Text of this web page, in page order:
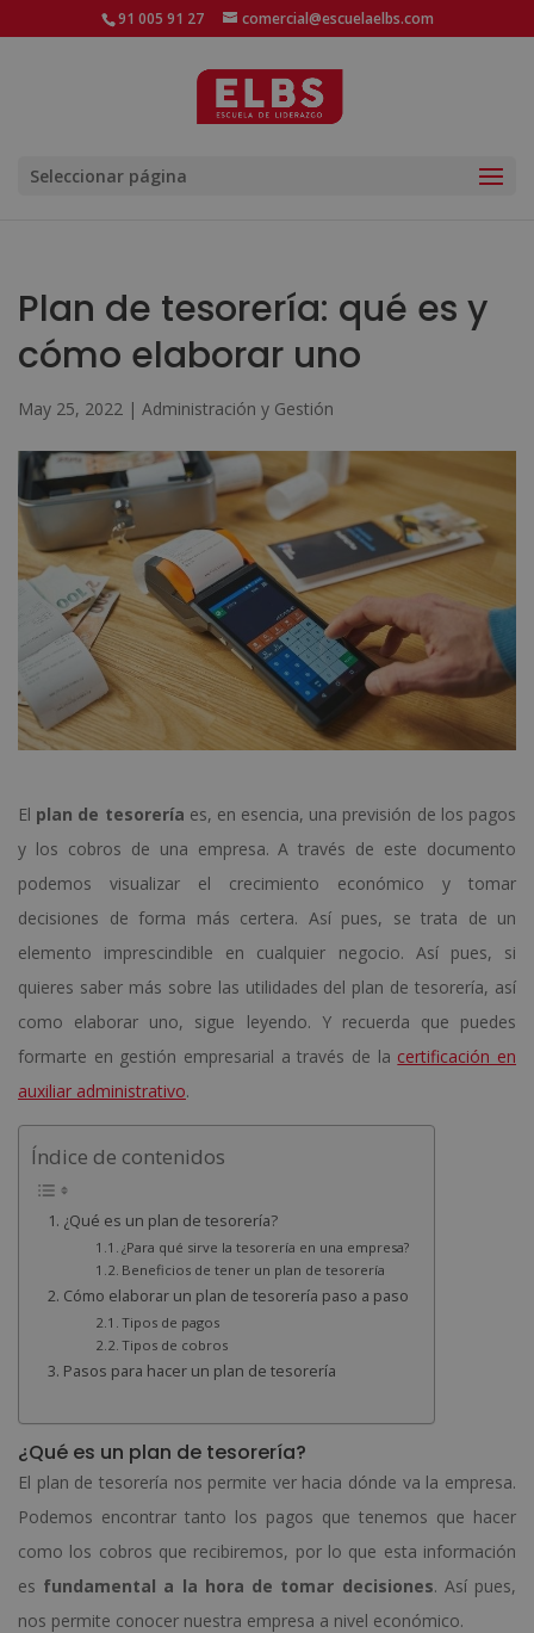
91 005 91 27 comercial@escuelaelbs.com
Seleccionar página
Plan de tesorería: qué es y
cómo elaborar uno
May 25, 2022 | Administración y Gestión
El plan de tesorería es, en esencia, una previsión de los pagos
y los cobros de una empresa. A través de este documento
podemos visualizar el crecimiento económico y tomar
decisiones de forma más certera. Así pues, se trata de un
elemento imprescindible en cualquier negocio. Así pues, si
quieres saber más sobre las utilidades del plan de tesorería, así
como elaborar uno, sigue leyendo. Y recuerda que puedes
formarte en gestión empresarial a través de la certificación en
auxiliar administrativo.
Índice de contenidos
¿Qué es un plan de tesorería?
¿Para qué sirve la tesorería en una empresa?
Beneficios de tener un plan de tesorería
Cómo elaborar un plan de tesorería paso a paso
Tipos de pagos
Tipos de cobros
Pasos para hacer un plan de tesorería
¿Qué es un plan de tesorería?
El plan de tesorería nos permite ver hacia dónde va la empresa.
Podemos encontrar tanto los pagos que tenemos que hacer
como los cobros que recibiremos, por lo que esta información
es fundamental a la hora de tomar decisiones. Así pues,
nos permite conocer nuestra empresa a nivel económico.